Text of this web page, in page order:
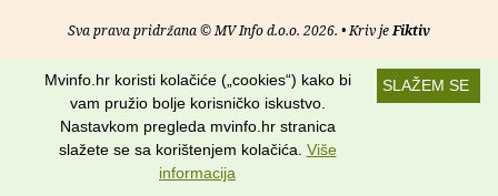
Sva prava pridržana © MV Info d.o.o. 2026. • Kriv jeFiktiv
O nama • Pomoć• Uvjeti korištenja• RSS kanali
SLAŽEM SE
Mvinfo.hr koristi kolačiće („cookies“) kako bi
vam pružio bolje korisničko iskustvo.
Nastavkom pregleda mvinfo.hr stranica
slažete se sa korištenjem kolačića. Više
informacija